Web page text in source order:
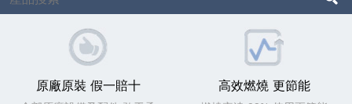
原廠原裝 假一賠十 高效燃燒 更節能